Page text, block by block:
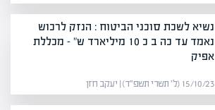
נשיא לשכת סוכני הביטוח : הנזק לרכוש
נאמד עד כה ב כ 10 מיליארד ש" – מכללת
אפיק
15/10/23 (ל׳ תשרי תשפ״ד) | יעקב חזן